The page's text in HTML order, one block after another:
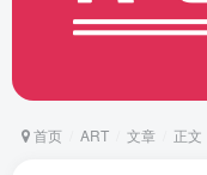
首页 ART 文章 正文